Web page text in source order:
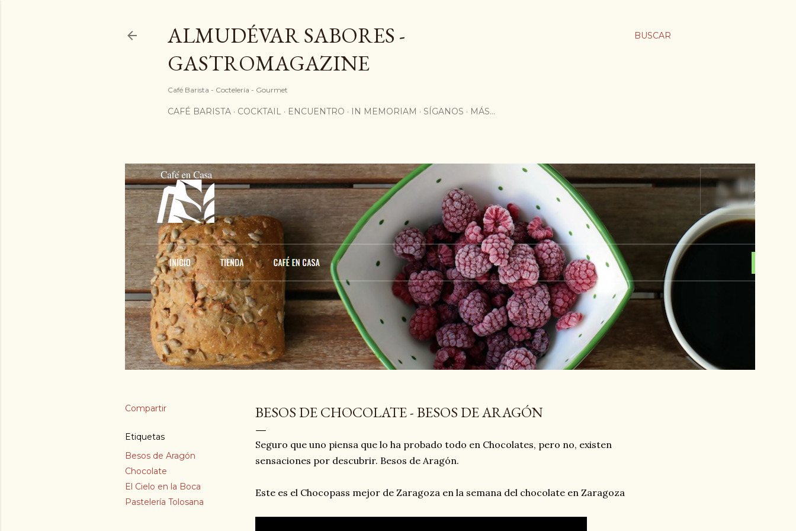
BUSCAR
ALMUDÉVAR SABORES -
GASTROMAGAZINE
Café Barista - Coctelería - Gourmet
CAFÉ BARISTA COCKTAIL ENCUENTRO IN MEMORIAM SÍGANOS MÁS…
Compartir
Etiquetas
Besos de Aragón
Chocolate
El Cielo en la Boca
Pastelería Tolosana
BESOS DE CHOCOLATE - BESOS DE ARAGÓN
Seguro que uno piensa que lo ha probado todo en Chocolates, pero no, existen
sensaciones por descubrir. Besos de Aragón.
Este es el Chocopass mejor de Zaragoza en la semana del chocolate en Zaragoza